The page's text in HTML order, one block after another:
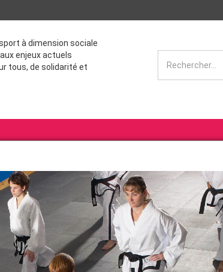
à dimension sociale
enjeux actuels
tous, de solidarité et